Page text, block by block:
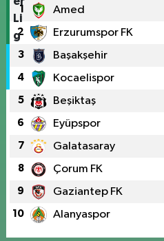
1 Amed
2 Erzurumspor FK
3 Başakşehir
4 Kocaelispor
5 Beşiktaş
6 Eyüpspor
7 Galatasaray
8 Çorum FK
9 Gaziantep FK
10 Alanyaspor